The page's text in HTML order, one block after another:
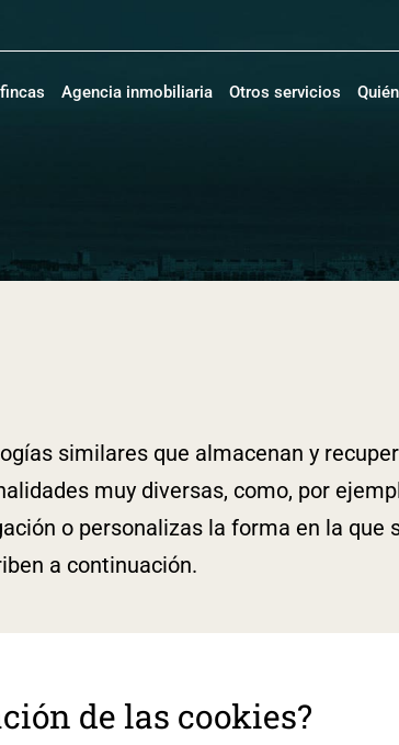
Agencia inmobiliaria Otros servicios
similares que almacenan y
muy diversas, como, por
o personalizas la forma en la
a continuación.
de las cookies?